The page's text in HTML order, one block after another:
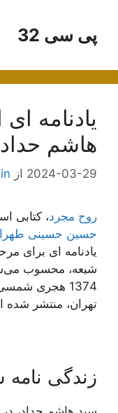
محتواپی سی 32
یادنامه
هاشم حداد
2024-03-29 از
روح مجرد، کتابی
حسین حسینی
یادنامه ای برای
شیعه، محسوب
1374 هجری شمسی، توسط
تهران، منتشر
زندگی